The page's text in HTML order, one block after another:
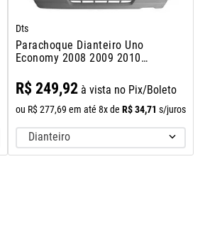
Dts
Parachoque Dianteiro Uno
Economy 2008 2009 2010
R$ 249,92à vista no Pix/Boleto
ou R$ 277,69 em até 8x de R$ 34,71 s/juros
Dianteiro